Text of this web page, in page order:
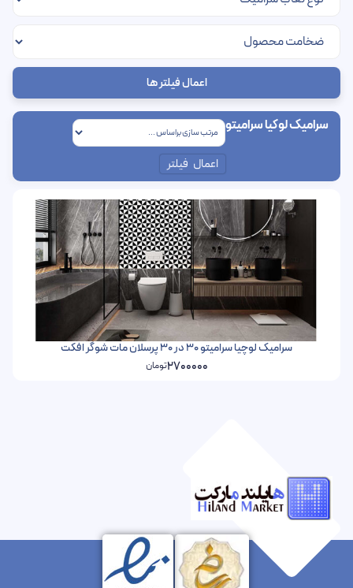
اعمال فیلتر ها
سرامیک لوکیا سرامیتو
اعمال فیلتر
سرامیک لوچیا سرامیتو 30 در 30 پرسلان مات شوگر افکت
2700000تومان